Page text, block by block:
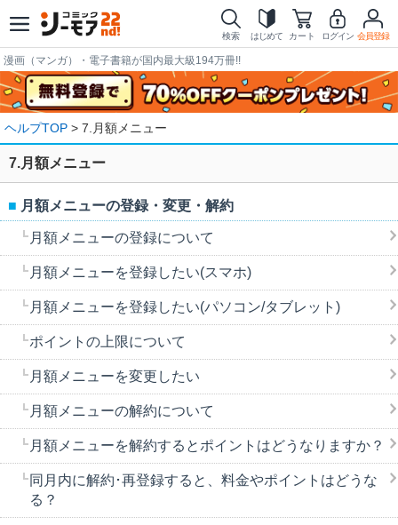
検索 はじめて カート ログイン 会員登録
漫画（マンガ）・電子書籍が国内最大級194万冊!!
ヘルプTOP > 7.月額メニュー
7.月額メニュー
月額メニューの登録・変更・解約
月額メニューの登録について
月額メニューを登録したい(スマホ)
月額メニューを登録したい(パソコン/タブレット)
ポイントの上限について
月額メニューを変更したい
月額メニューの解約について
月額メニューを解約するとポイントはどうなりますか？
同月内に解約･再登録すると、料金やポイントはどうな
る？